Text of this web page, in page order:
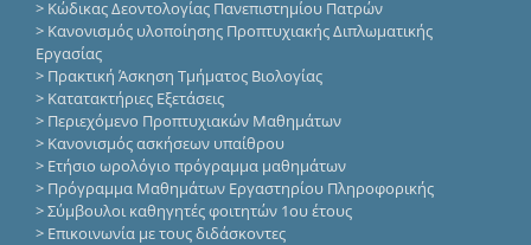
> Κώδικας Δεοντολογίας Πανεπιστημίου Πατρών
> Κανονισμός υλοποίησης Προπτυχιακής Διπλωματικής
Εργασίας
> Πρακτική Άσκηση Τμήματος Βιολογίας
> Κατατακτήριες Eξετάσεις
> Περιεχόμενο Προπτυχιακών Μαθημάτων
> Κανονισμός ασκήσεων υπαίθρου
> Ετήσιο ωρολόγιο πρόγραμμα μαθημάτων
> Πρόγραμμα Μαθημάτων Εργαστηρίου Πληροφορικής
>Σύμβουλοι καθηγητές φοιτητών 1ου έτους
> Επικοινωνία με τους διδάσκοντες